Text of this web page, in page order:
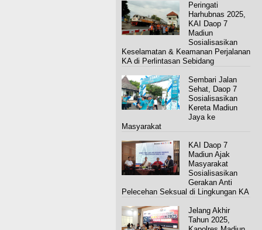
Peringati
Harhubnas 2025,
KAI Daop 7
Madiun
Sosialisasikan
Keselamatan & Keamanan Perjalanan
KA di Perlintasan Sebidang
Sembari Jalan
Sehat, Daop 7
Sosialisasikan
Kereta Madiun
Jaya ke
Masyarakat
KAI Daop 7
Madiun Ajak
Masyarakat
Sosialisasikan
Gerakan Anti
Pelecehan Seksual di Lingkungan KA
Jelang Akhir
Tahun 2025,